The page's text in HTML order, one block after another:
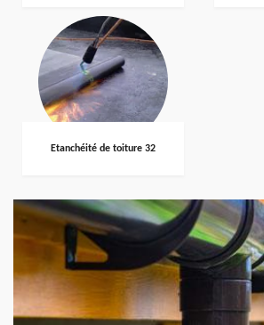
Etanchéité de toiture 32